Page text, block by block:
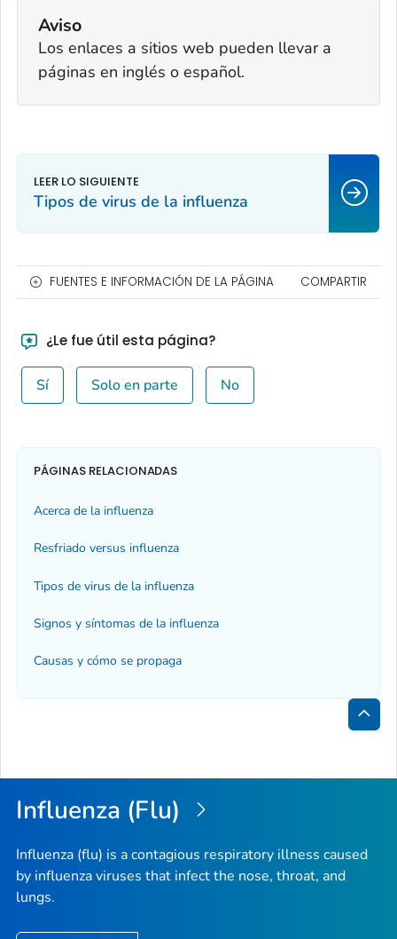
Aviso
Los enlaces a sitios web pueden llevar a
páginas en inglés o español.
Tipos de virus de la influenza
FUENTES E INFORMACIÓN DE LA PÁGINA COMPARTIR
¿Le fue útil esta página?
Sí Solo en parte No
PÁGINAS RELACIONADAS
Acerca de la influenza
Resfriado versus influenza
Tipos de virus de la influenza
Signos y síntomas de la influenza
Causas y cómo se propaga
la
Influenza (Flu)
Influenza (flu) is a contagious respiratory illness caused
by influenza viruses that infect the nose, throat, and
lungs.